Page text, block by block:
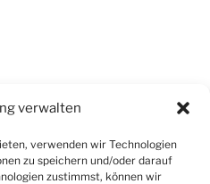
verwalten
verwenden wir Technologien
zu speichern und/oder darauf
zustimmst, können wir